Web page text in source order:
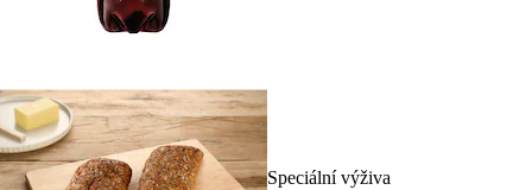
Speciální výživa